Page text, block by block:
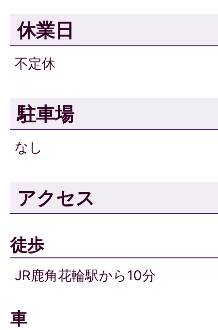
休業日
不定休
駐車場
なし
アクセス
徒歩
JR鹿角花輪駅から10分
車